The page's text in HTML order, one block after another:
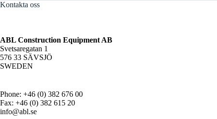
Kontakta oss
ABL Construction Equipment AB
Svetsaregatan 1
576 33 SÄVSJÖ
SWEDEN
Phone: +46 (0) 382 676 00
Fax: +46 (0) 382 615 20
info@abl.se